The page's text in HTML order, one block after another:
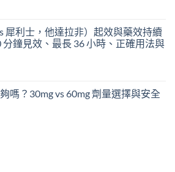
犀利士，他達拉非）起效與藥效持續
分鐘見效、最長 36 小時、正確用法與
嗎？30mg vs 60mg 劑量選擇與安全